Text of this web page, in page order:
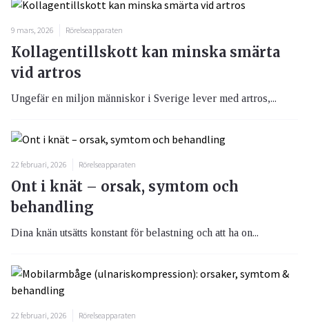
9 mars, 2026 Rörelseapparaten
Kollagentillskott kan minska smärta
vid artros
Ungefär en miljon människor i Sverige lever med artros,...
22 februari, 2026 Rörelseapparaten
Ont i knät – orsak, symtom och
behandling
Dina knän utsätts konstant för belastning och att ha on...
22 februari, 2026 Rörelseapparaten